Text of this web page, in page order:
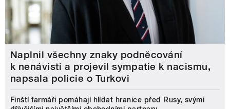
Naplnil všechny znaky podněcování
k nenávisti a projevil sympatie k nacismu,
napsala policie o Turkovi
Finští farmáři pomáhají hlídat hranice před Rusy, svými